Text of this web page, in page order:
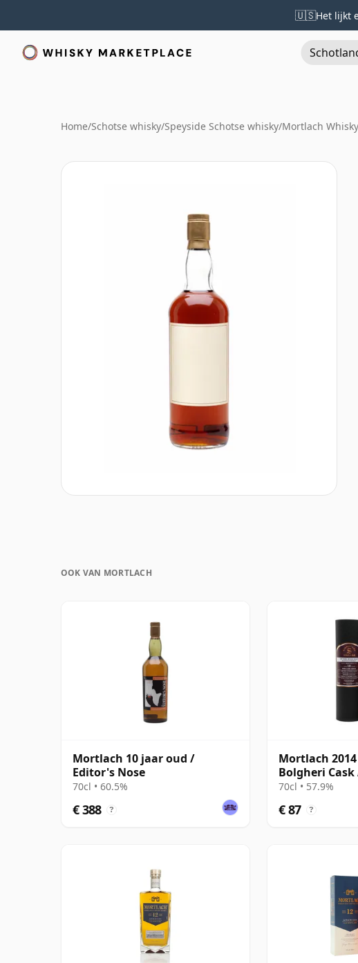
🇺🇸Het lijkt
Home/Schotse whisky/Speyside Schotse whisky/Mortlach Whisky
OOK VAN MORTLACH
Mortlach 10 jaar oud /
Editor's Nose
70cl • 60.5%
€ 388 ?
Mortlach
Bolgheri
The Whisky
70cl • 57.9%
€ 87 ?